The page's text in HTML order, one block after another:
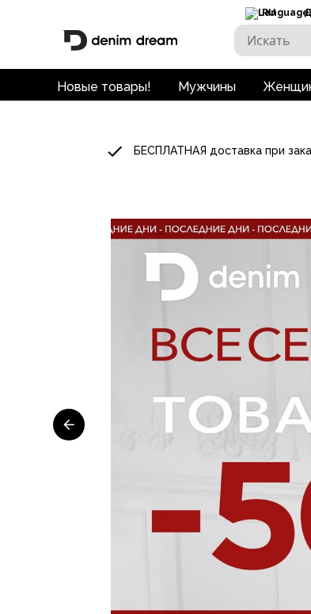
RU
Новые товары! Мужчины
БЕСПЛАТНАЯ доставка при